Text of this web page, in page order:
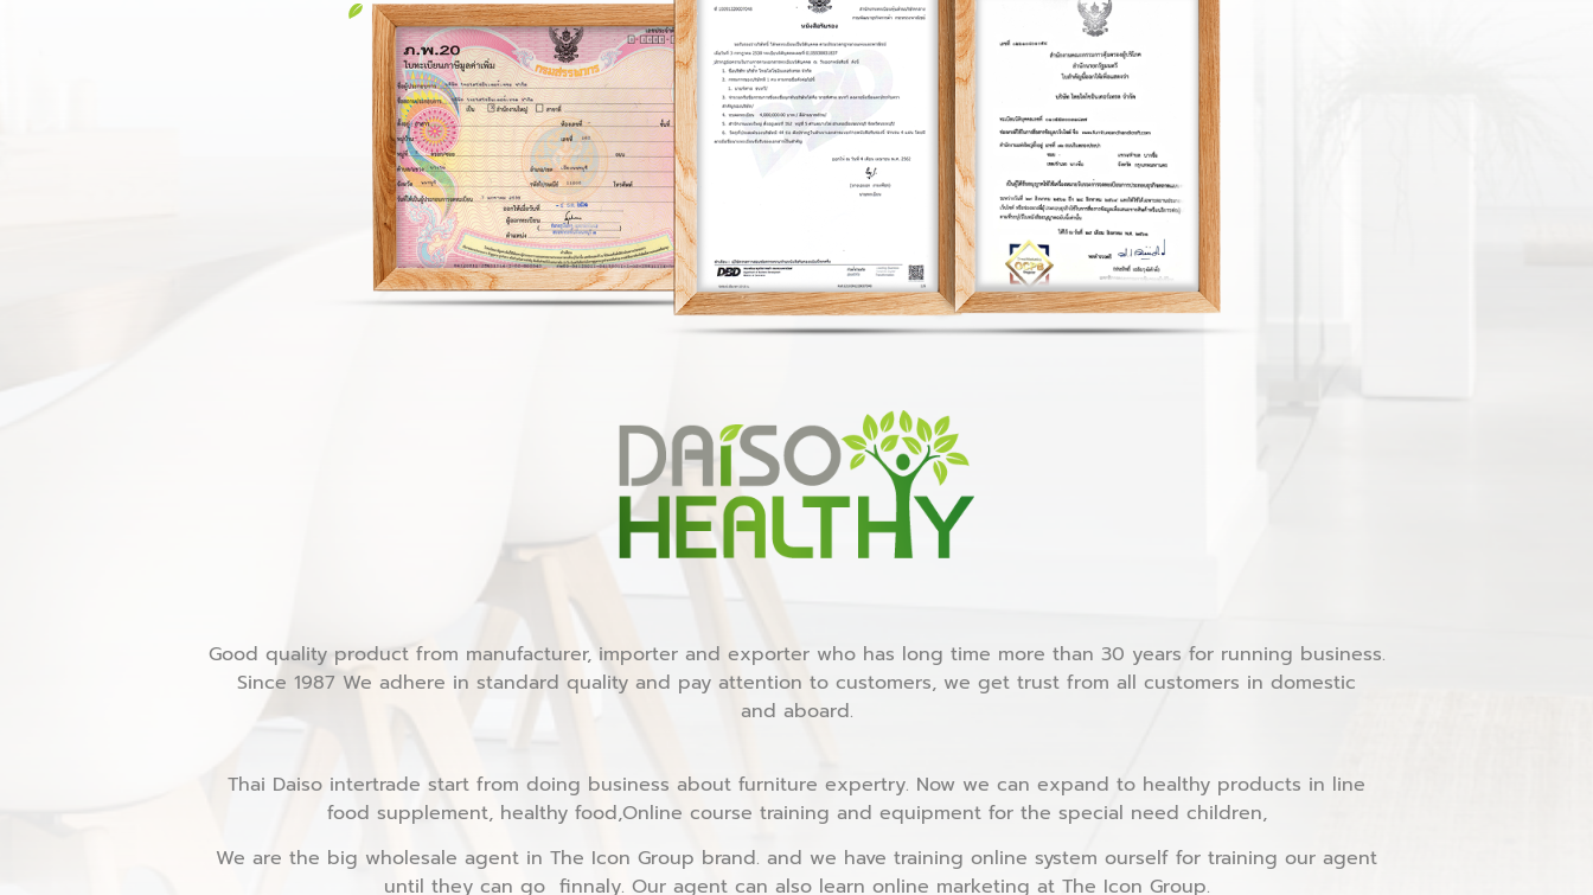
Good quality product from manufacturer, importer and exporter who has long time more than 30 years for running business.
Since 1987 We adhere in standard quality and pay attention to customers, we get trust from all customers in domestic
and aboard.
Thai Daiso intertrade start from doing business about furniture expertry. Now we can expand to healthy products in line
food supplement, healthy food,Online course training and equipment for the special need children,
We are the big wholesale agent in The Icon Group brand. and we have training online system ourself for training our agent
until they can go finnaly. Our agent can also learn online marketing at The Icon Group.